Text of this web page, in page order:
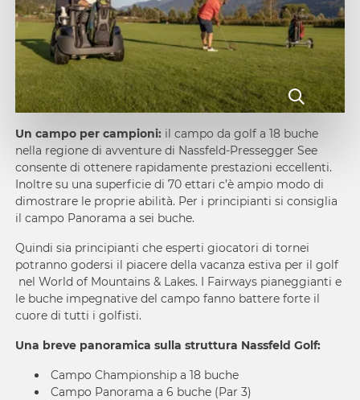
Un campo per campioni: il campo da golf a 18 buche
nella regione di avventure di Nassfeld-Pressegger See
consente di ottenere rapidamente prestazioni eccellenti.
Inoltre su una superficie di 70 ettari c’è ampio modo di
dimostrare le proprie abilità. Per i principianti si consiglia
il campo Panorama a sei buche.
Quindi sia principianti che esperti giocatori di tornei
potranno godersi il piacere della vacanza estiva per il golf
nel World of Mountains & Lakes. I Fairways pianeggianti e
le buche impegnative del campo fanno battere forte il
cuore di tutti i golfisti.
Una breve panoramica sulla struttura Nassfeld Golf:
Campo Championship a 18 buche
Campo Panorama a 6 buche (Par 3)